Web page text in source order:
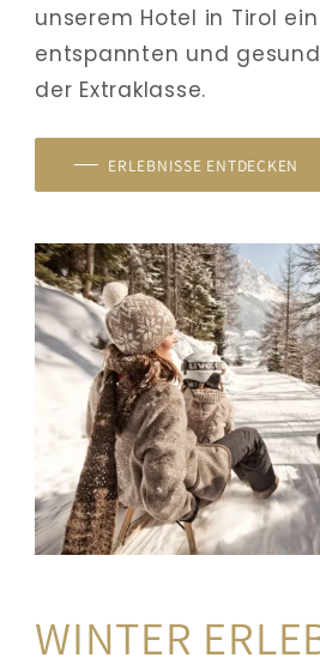
unserem Hotel in Tirol
entspannten und
der Extraklasse.
ERLEBNISSE ENTDECKEN
WINTER